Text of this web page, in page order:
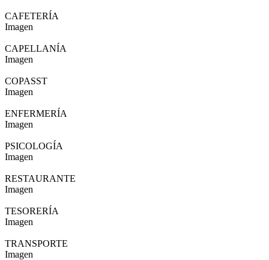
CAFETERÍA
Imagen
CAPELLANÍA
Imagen
COPASST
Imagen
ENFERMERÍA
Imagen
PSICOLOGÍA
Imagen
RESTAURANTE
Imagen
TESORERÍA
Imagen
TRANSPORTE
Imagen